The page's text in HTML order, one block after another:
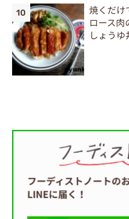
焼くだ
ロース肉
しょうゆ